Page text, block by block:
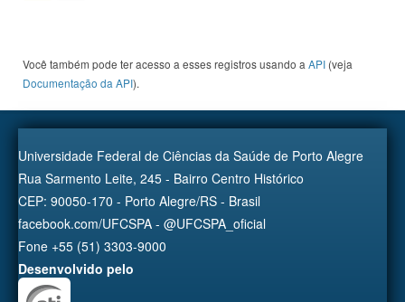
Você também pode ter acesso a esses registros usando a API (veja
Documentação da API).
Universidade Federal de Ciências da Saúde de Porto Alegre
Rua Sarmento Leite, 245 - Bairro Centro Histórico
CEP: 90050-170 - Porto Alegre/RS - Brasil
facebook.com/UFCSPA - @UFCSPA_oficial
Fone +55 (51) 3303-9000
Desenvolvido pelo